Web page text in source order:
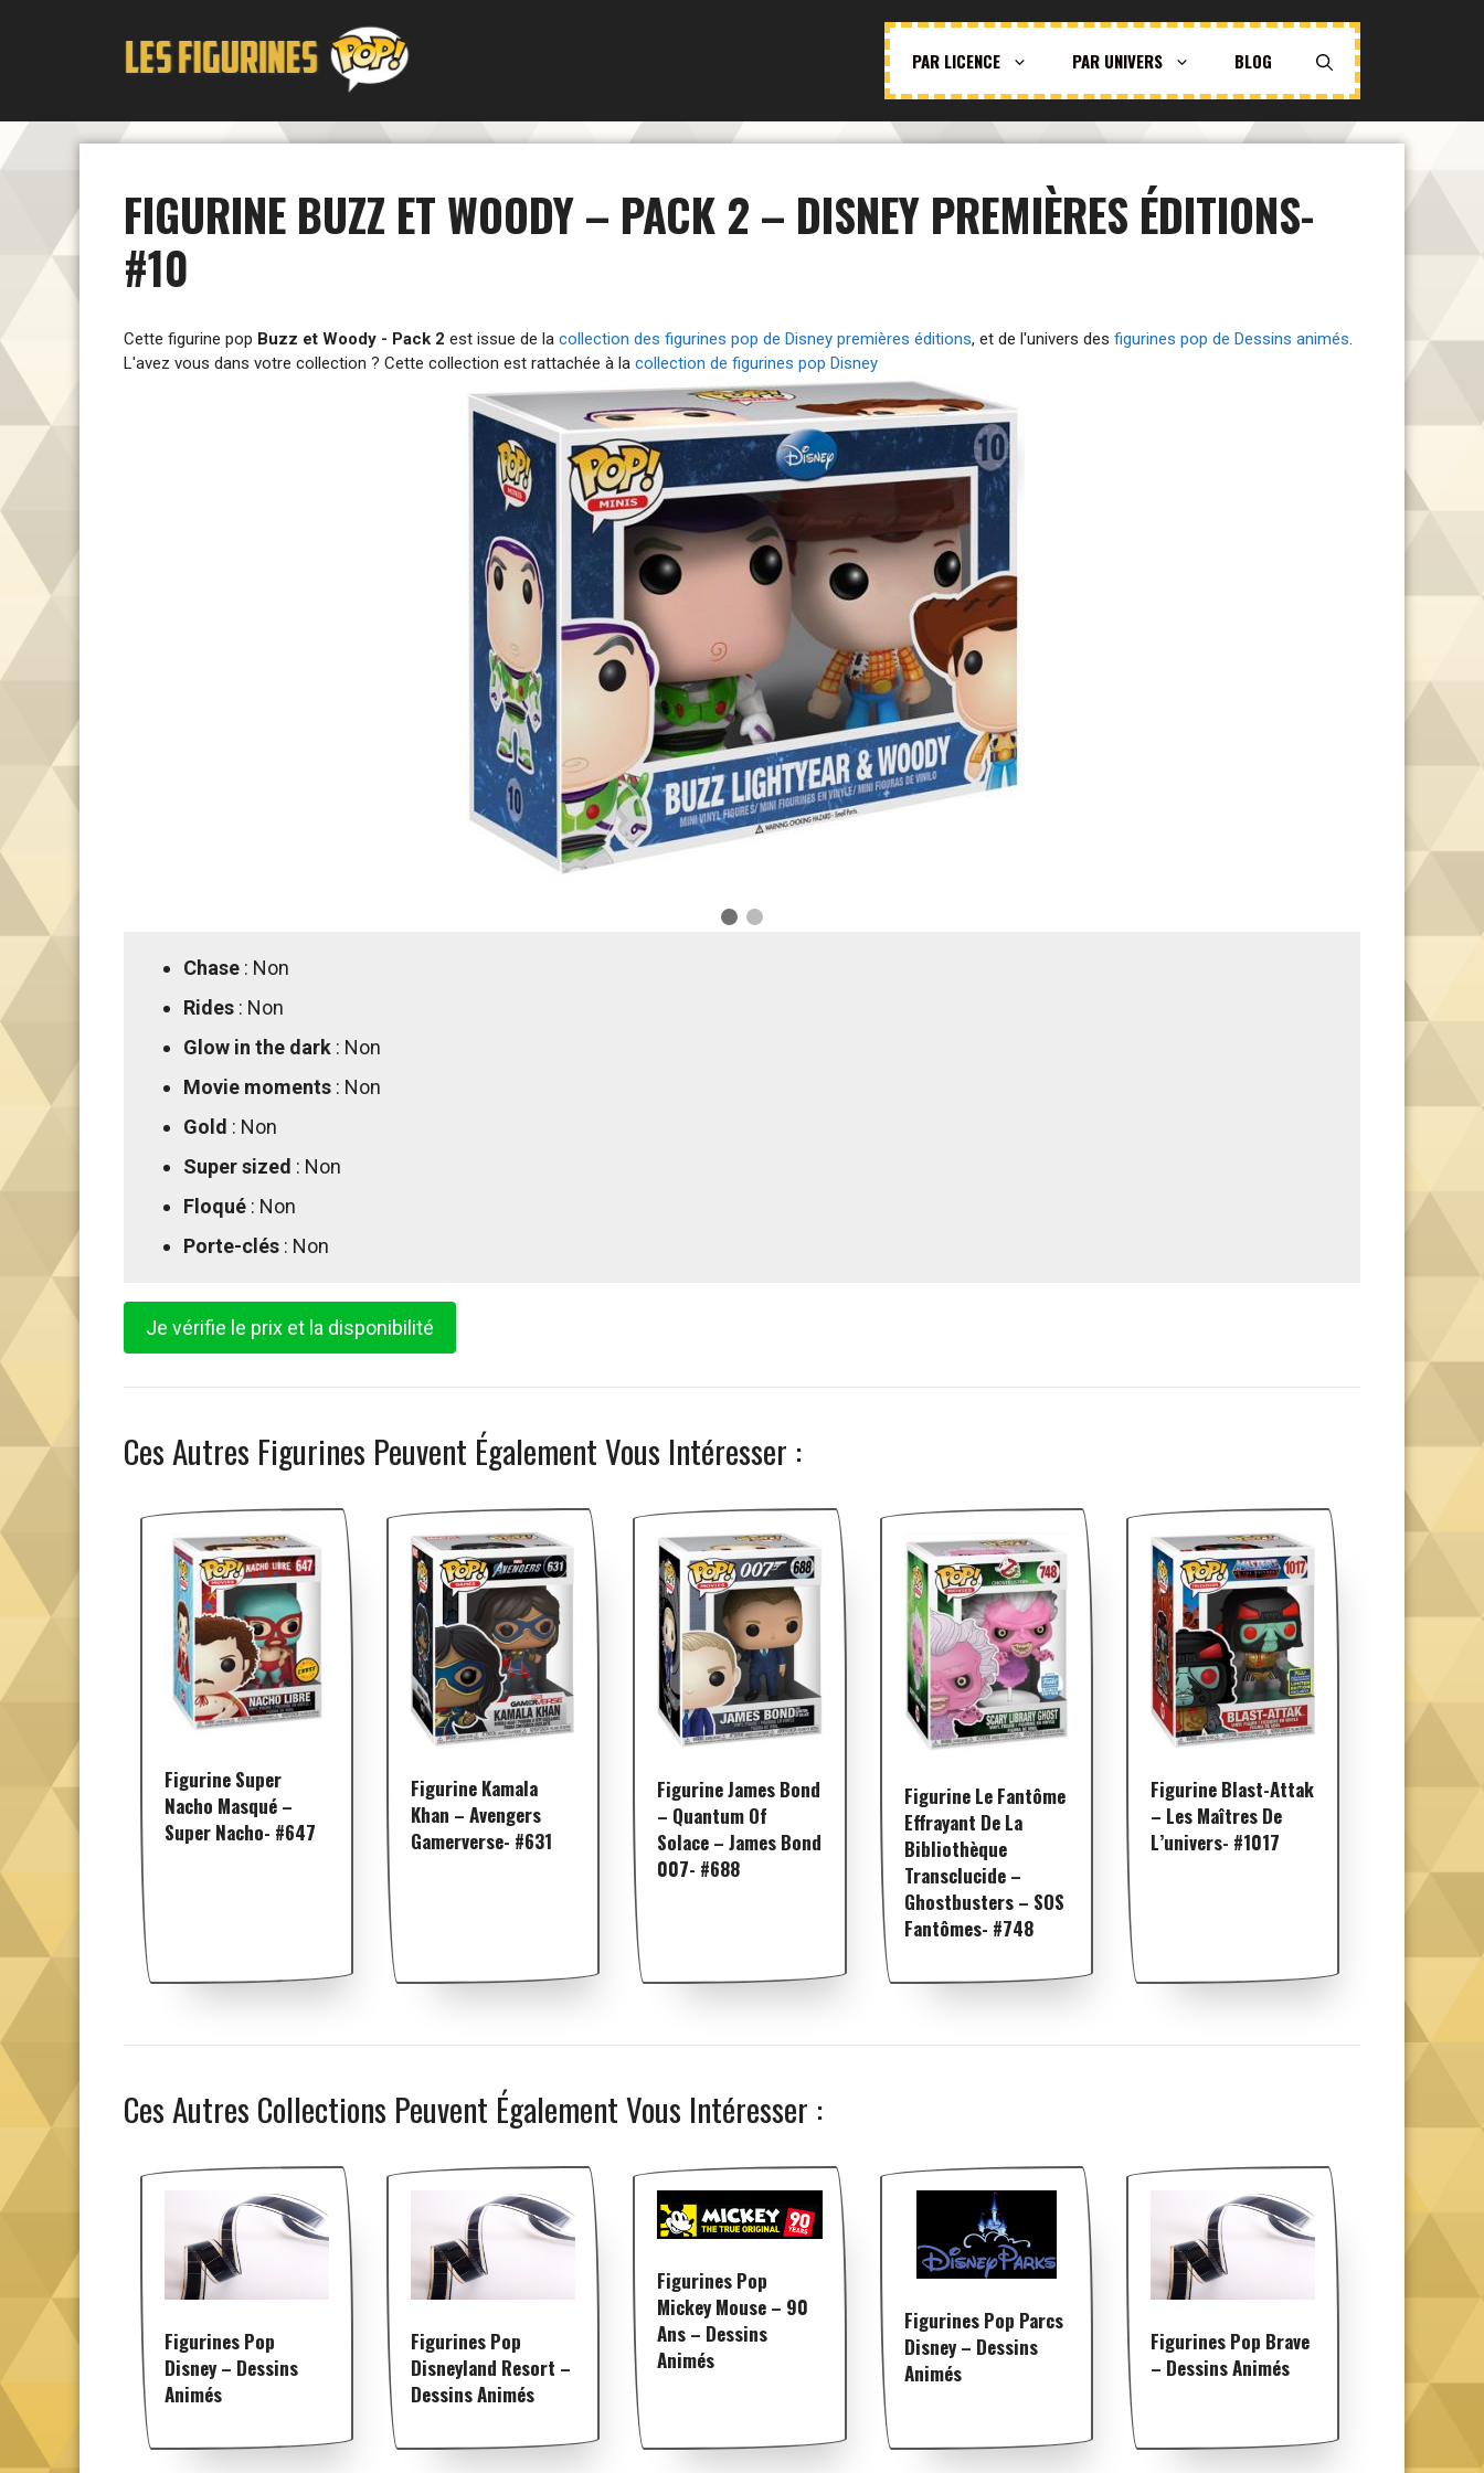
PAR LICENCE PAR UNIVERS BLOG
FIGURINE BUZZ ET WOODY – PACK 2 – DISNEY PREMIÈRES ÉDITIONS-
#10
Cette figurine pop Buzz et Woody - Pack 2 est issue de la collection des figurines pop de Disney premières éditions, et de l'univers des figurines pop de Dessins animés.
L'avez vous dans votre collection ? Cette collection est rattachée à la collection de figurines pop Disney
Chase : Non
Rides : Non
Glow in the dark : Non
Movie moments : Non
Gold : Non
Super sized : Non
Floqué : Non
Porte-clés : Non
Je vérifie le prix et la disponibilité
Ces Autres Figurines Peuvent Également Vous Intéresser :
Figurine Super
Nacho Masqué –
Super Nacho- #647
Figurine Kamala
Khan – Avengers
Gamerverse- #631
Figurine James Bond
– Quantum Of
Solace – James Bond
007- #688
Figurine Le Fantôme
Effrayant De La
Bibliothèque
Transclucide –
Ghostbusters – SOS
Fantômes- #748
Figurine Blast-Attak
– Les Maîtres De
L’univers- #1017
Ces Autres Collections Peuvent Également Vous Intéresser :
Figurines Pop
Disney – Dessins
Animés
Figurines Pop
Disneyland Resort –
Dessins Animés
Figurines Pop
Mickey Mouse – 90
Ans – Dessins
Animés
Figurines Pop Parcs
Disney – Dessins
Animés
Figurines Pop Brave
– Dessins Animés